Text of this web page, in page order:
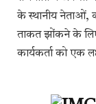
के स्थानीय नेताओं,
ताकत झोंकने के
कार्यकर्ता को एक